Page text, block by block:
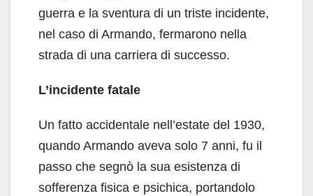
guerra e la sventura di un triste incidente,
nel caso di Armando, fermarono nella
strada di una carriera di successo.
L’incidente fatale
Un fatto accidentale nell’estate del 1930,
quando Armando aveva solo 7 anni, fu il
passo che segnò la sua esistenza di
sofferenza fisica e psichica, portandolo